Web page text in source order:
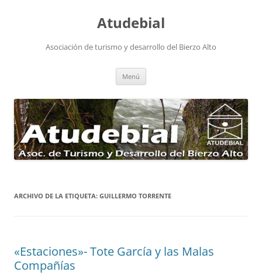
Atudebial
Asociación de turismo y desarrollo del Bierzo Alto
Menú
ARCHIVO DE LA ETIQUETA: GUILLERMO TORRENTE
«Estaciones»- Tote García y las Malas
Compañías